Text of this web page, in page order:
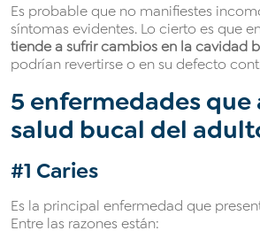
Es probable que no manifiestes
síntomas evidentes. Lo cierto es que
tiende a sufrir cambios en la cavidad
podrían revertirse o en su defecto
5 enfermedades que
salud bucal del
#1 Caries
Es la principal enfermedad que
Entre las razones están: